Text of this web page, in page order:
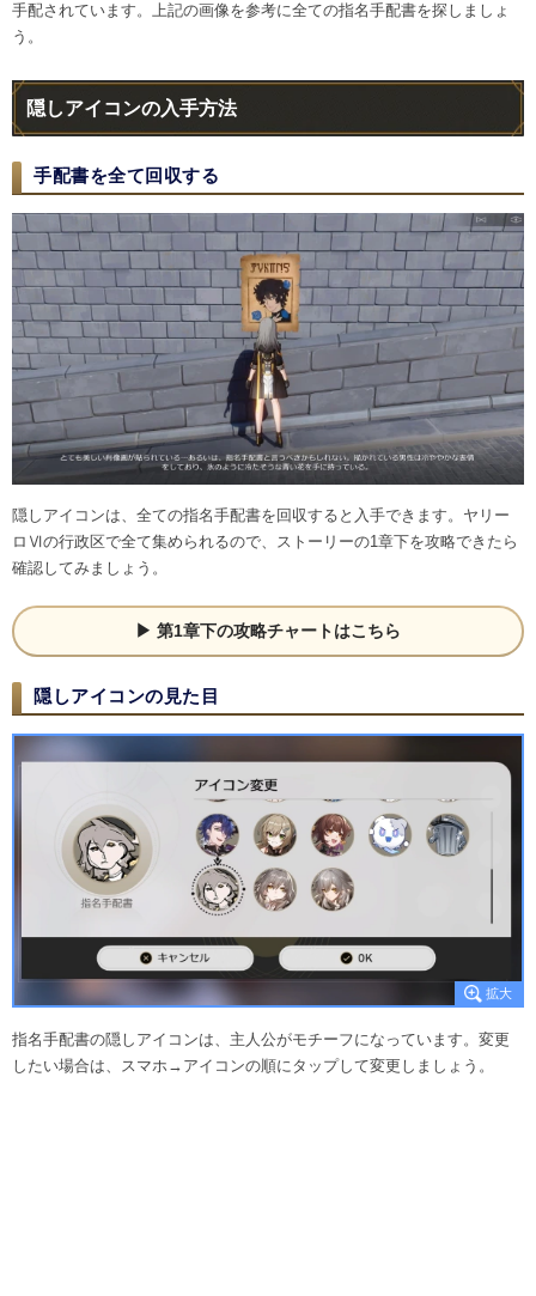
手配されています。上記の画像を参考に全ての指名手配書を探しましょ
う。
隠しアイコンの入手方法
手配書を全て回収する
隠しアイコンは、全ての指名手配書を回収すると入手できます。ヤリー
ロⅥの行政区で全て集められるので、ストーリーの1章下を攻略できたら
確認してみましょう。
第1章下の攻略チャートはこちら
隠しアイコンの見た目
指名手配書の隠しアイコンは、主人公がモチーフになっています。変更
したい場合は、スマホ→アイコンの順にタップして変更しましょう。